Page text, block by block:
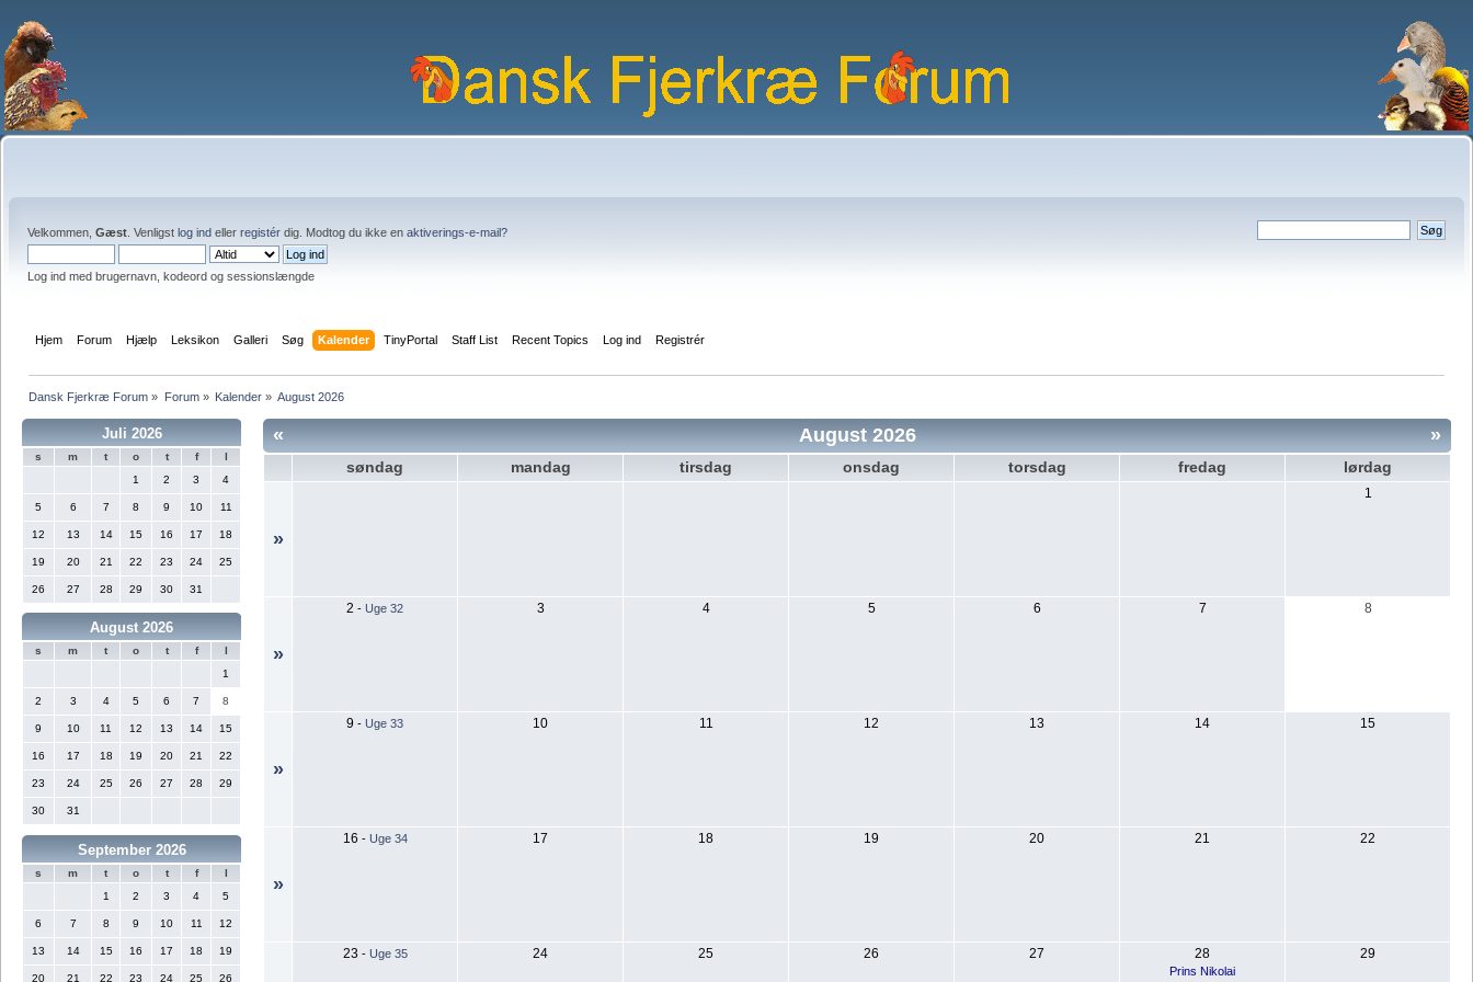
Velkommen, Gæst . Venligst log ind eller registér dig. Modtog du ikke en aktiverings-e-mail?
Log ind med brugernavn, kodeord og sessionslængde
Hjem Forum Hjælp Leksikon Galleri Søg Kalender TinyPortal Staff List Recent Topics Log ind Registrér
Dansk Fjerkræ Forum » Forum» Kalender» August 2026
Juli 2026
s m t o t f
l
1
2 3 4
5 6 7 8 9 10 11
12 13 14 15 16 17 18
19 20 21 22 23 24 25
26 27 28 29 30 31
August 2026
s m t o t f
l
1
2 3 4 5 6 7 8
9 10 11 12 13 14 15
16 17 18 19 20 21 22
23 24 25 26 27 28 29
30 31
September 2026
s m t o t f
l
1
2 3 4 5
6 7 8 9 10 11 12
13 14 15 16 17 18 19
20 21 22 23 24 25 26
« »
August 2026
søndag mandag tirsdag onsdag torsdag fredag lørdag
»
1
»
2 - Uge 32 3 4 5 6 7 8
»
9 - Uge 33 10 11 12 13 14 15
»
16 - Uge 34 17 18 19 20 21 22
23 - Uge 35 24 25 26 27 28
Prins Nikolai
29